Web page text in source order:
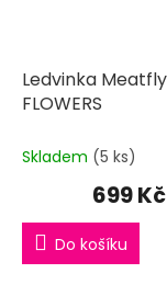
Ledvinka
FLOWERS
Skladem (5 ks)
699 Kč
Do košíku